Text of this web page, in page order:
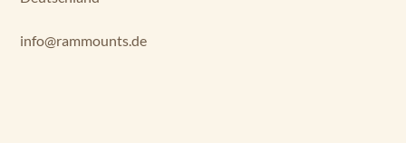
info@rammounts.de